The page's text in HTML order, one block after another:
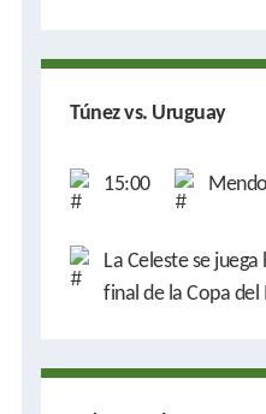
Túnez vs. Uruguay
15:00
La Celeste se
final de la Copa